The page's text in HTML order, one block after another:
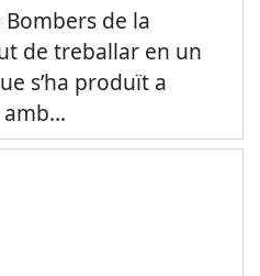
de la
de treballar en un
s’ha produït a